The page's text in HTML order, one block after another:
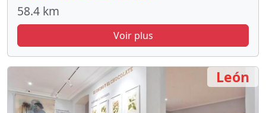
58.4 km
Voir plus
León